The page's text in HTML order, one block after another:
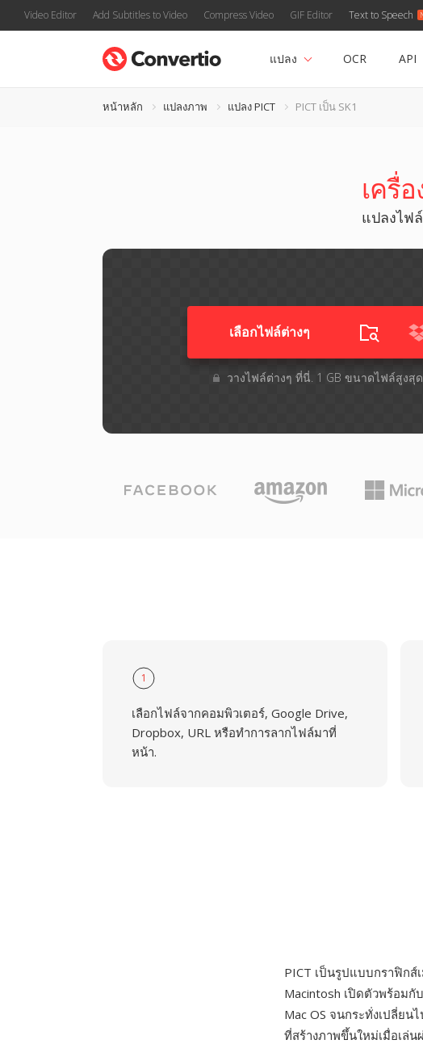
Video Editor Add Subtitles to Video Compress Video GIF Editor Text to Speech
แปลง OCR API
หน้าหลัก แปลงภาพ แปลง PICT PICT เป็น SK1
เครื่
แปลงไฟ
เลือกไฟล์ต่างๆ​
วางไฟล์ต่างๆ​ ที่นี่. 1 GB ขนาดไฟล์สูงสุ
1
เลือกไฟล์จากคอมพิวเตอร์, Google Drive,
Dropbox, URL หรือทำการลากไฟล์มาที่
หน้า.
PICT เป็นรูปแบบกราฟิกส์
Macintosh เปิดตัวพร้อมกั
Mac OS จนกระทั่งเปลี่ยน
ที่สร้างภาพขึ้นใหม่เมื่อเล่